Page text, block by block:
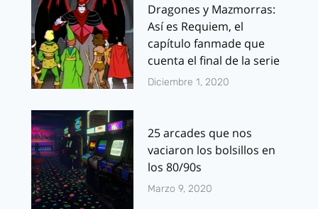
Dragones y Mazmorras:
Así es Requiem, el
capítulo fanmade que
cuenta el final de la serie
Diciembre 1, 2020
25 arcades que nos
vaciaron los bolsillos en
los 80/90s
Marzo 9, 2020